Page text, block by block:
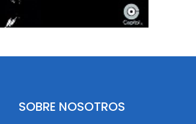
SOBRE NOSOTROS